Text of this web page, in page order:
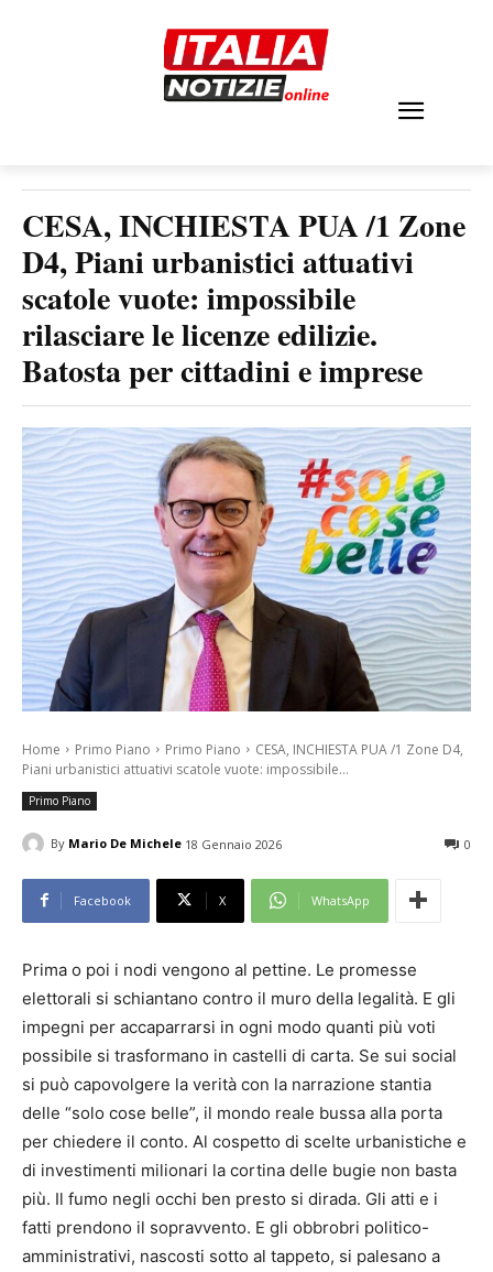
CESA, INCHIESTA PUA /1 Zone
D4, Piani urbanistici attuativi
scatole vuote: impossibile
rilasciare le licenze edilizie.
Batosta per cittadini e imprese
Home Primo Piano Primo Piano
CESA, INCHIESTA PUA /1 Zone D4,
Piani urbanistici attuativi scatole vuote: impossibile...
Primo Piano
By Mario De Michele 18 Gennaio 2026 0
Facebook X WhatsApp
Prima o poi i nodi vengono al pettine. Le promesse
elettorali si schiantano contro il muro della legalità. E gli
impegni per accaparrarsi in ogni modo quanti più voti
possibile si trasformano in castelli di carta. Se sui social
si può capovolgere la verità con la narrazione stantia
delle “solo cose belle”, il mondo reale bussa alla porta
per chiedere il conto. Al cospetto di scelte urbanistiche e
di investimenti milionari la cortina delle bugie non basta
più. Il fumo negli occhi ben presto si dirada. Gli atti e i
fatti prendono il sopravvento. E gli obbrobri politico-
amministrativi, nascosti sotto al tappeto, si palesano a